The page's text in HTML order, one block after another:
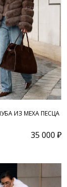
ИЗ МЕХА ПЕСЦА
35 000 ₽